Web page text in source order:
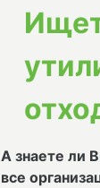
А знаете ли
все